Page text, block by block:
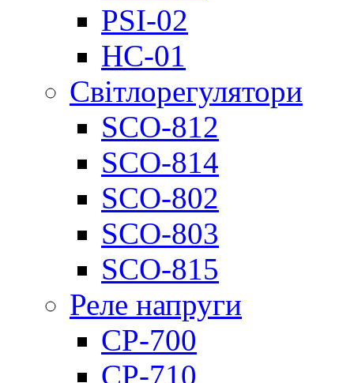
PSI-02
НС-01
Світлорегулятори
SCO-812
SCO-814
SCO-802
SCO-803
SCO-815
Реле напруги
CP-700
CP-710